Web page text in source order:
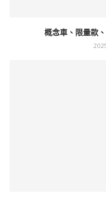
概念車、限量款